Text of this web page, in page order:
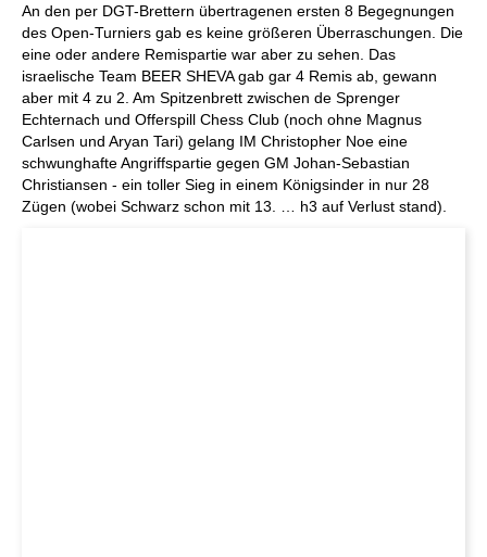
An den per DGT-Brettern übertragenen ersten 8 Begegnungen
des Open-Turniers gab es keine größeren Überraschungen. Die
eine oder andere Remispartie war aber zu sehen. Das
israelische Team BEER SHEVA gab gar 4 Remis ab, gewann
aber mit 4 zu 2. Am Spitzenbrett zwischen de Sprenger
Echternach und Offerspill Chess Club (noch ohne Magnus
Carlsen und Aryan Tari) gelang IM Christopher Noe eine
schwunghafte Angriffspartie gegen GM Johan-Sebastian
Christiansen - ein toller Sieg in einem Königsinder in nur 28
Zügen (wobei Schwarz schon mit 13. … h3 auf Verlust stand).